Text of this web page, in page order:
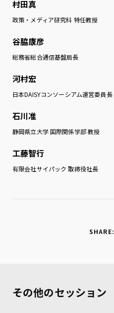
村田真
政策・メディア研究科 特任教授
谷脇康彦
総務省総合通信基盤局長
河村宏
日本DAISYコンソーシアム運営委員長
石川准
静岡県立大学 国際関係学部 教授
工藤智行
有限会社サイパック 取締役社長
SHARE:
その他のセッション